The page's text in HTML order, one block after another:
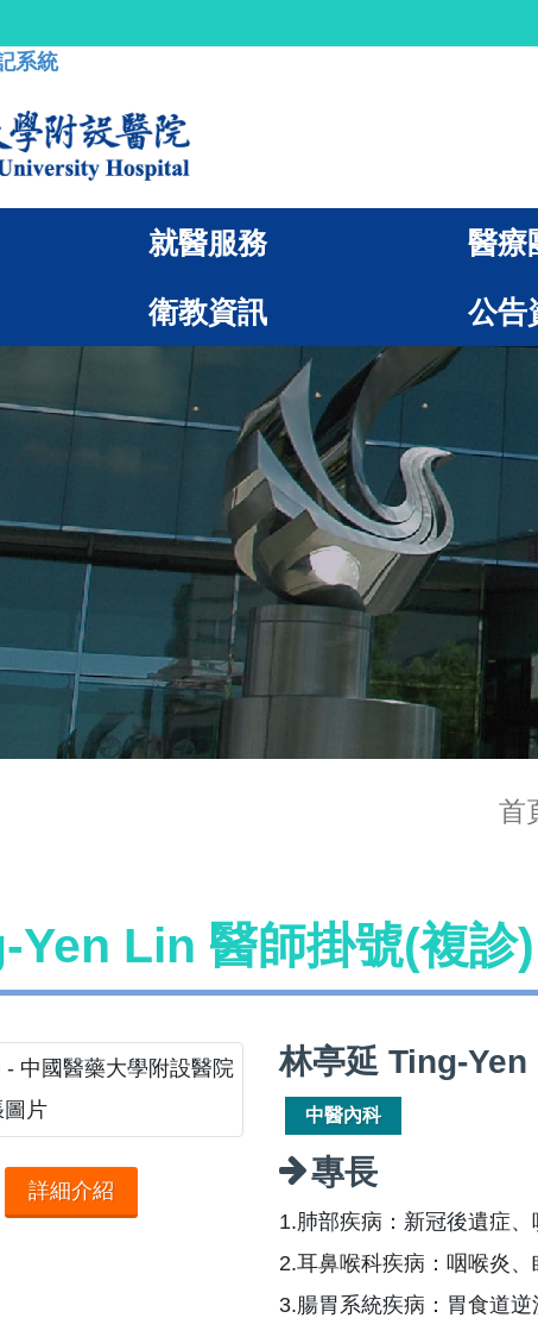
系統
就醫服務 醫療
衛教資訊 公告
首
Yen Lin 醫師掛號(複診)
詳細介紹
林亭延 Ting-
中醫內科
專長
1.肺部疾病：新冠後遺症
2.耳鼻喉科疾病：咽喉炎
3.腸胃系統疾病：胃食道